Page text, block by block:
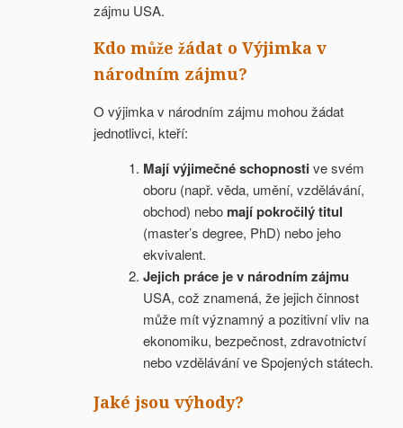
zájmu USA.
Kdo může žádat o Výjimka v
národním zájmu?
O výjimka v národním zájmu mohou žádat
jednotlivci, kteří:
Mají výjimečné schopnostive svém
oboru (např. věda, umění, vzdělávání,
obchod) nebo mají pokročilý titul
(master’s degree, PhD) nebo jeho
ekvivalent.
Jejich práce je v národním zájmu
USA, což znamená, že jejich činnost
může mít významný a pozitivní vliv na
ekonomiku, bezpečnost, zdravotnictví
nebo vzdělávání ve Spojených státech.
Jaké jsou výhody?